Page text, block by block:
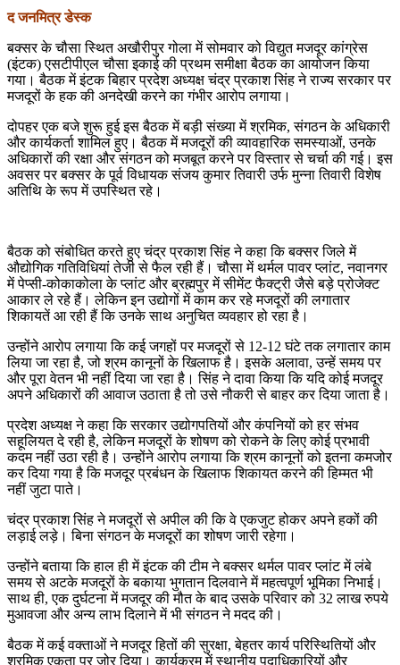
द जनमित्र डेस्क
बक्सर के चौसा स्थित अखौरीपुर गोला में सोमवार को विद्युत मजदूर कांग्रेस
(इंटक) एसटीपीएल चौसा इकाई की प्रथम समीक्षा बैठक का आयोजन किया
गया। बैठक में इंटक बिहार प्रदेश अध्यक्ष चंद्र प्रकाश सिंह ने राज्य सरकार पर
मजदूरों के हक की अनदेखी करने का गंभीर आरोप लगाया।
दोपहर एक बजे शुरू हुई इस बैठक में बड़ी संख्या में श्रमिक, संगठन के अधिकारी
और कार्यकर्ता शामिल हुए। बैठक में मजदूरों की व्यावहारिक समस्याओं, उनके
अधिकारों की रक्षा और संगठन को मजबूत करने पर विस्तार से चर्चा की गई। इस
अवसर पर बक्सर के पूर्व विधायक संजय कुमार तिवारी उर्फ मुन्ना तिवारी विशेष
अतिथि के रूप में उपस्थित रहे।
बैठक को संबोधित करते हुए चंद्र प्रकाश सिंह ने कहा कि बक्सर जिले में
औद्योगिक गतिविधियां तेजी से फैल रही हैं। चौसा में थर्मल पावर प्लांट, नवानगर
में पेप्सी-कोकाकोला के प्लांट और ब्रह्मपुर में सीमेंट फैक्ट्री जैसे बड़े प्रोजेक्ट
आकार ले रहे हैं। लेकिन इन उद्योगों में काम कर रहे मजदूरों की लगातार
शिकायतें आ रही हैं कि उनके साथ अनुचित व्यवहार हो रहा है।
उन्होंने आरोप लगाया कि कई जगहों पर मजदूरों से 12-12 घंटे तक लगातार काम
लिया जा रहा है, जो श्रम कानूनों के खिलाफ है। इसके अलावा, उन्हें समय पर
और पूरा वेतन भी नहीं दिया जा रहा है। सिंह ने दावा किया कि यदि कोई मजदूर
अपने अधिकारों की आवाज उठाता है तो उसे नौकरी से बाहर कर दिया जाता है।
प्रदेश अध्यक्ष ने कहा कि सरकार उद्योगपतियों और कंपनियों को हर संभव
सहूलियत दे रही है, लेकिन मजदूरों के शोषण को रोकने के लिए कोई प्रभावी
कदम नहीं उठा रही है। उन्होंने आरोप लगाया कि श्रम कानूनों को इतना कमजोर
कर दिया गया है कि मजदूर प्रबंधन के खिलाफ शिकायत करने की हिम्मत भी
नहीं जुटा पाते।
चंद्र प्रकाश सिंह ने मजदूरों से अपील की कि वे एकजुट होकर अपने हकों की
लड़ाई लड़े। बिना संगठन के मजदूरों का शोषण जारी रहेगा।
उन्होंने बताया कि हाल ही में इंटक की टीम ने बक्सर थर्मल पावर प्लांट में लंबे
समय से अटके मजदूरों के बकाया भुगतान दिलवाने में महत्वपूर्ण भूमिका निभाई।
साथ ही, एक दुर्घटना में मजदूर की मौत के बाद उसके परिवार को 32 लाख रुपये
मुआवजा और अन्य लाभ दिलाने में भी संगठन ने मदद की।
बैठक में कई वक्ताओं ने मजदूर हितों की सुरक्षा, बेहतर कार्य परिस्थितियों और
श्रमिक एकता पर जोर दिया। कार्यक्रम में स्थानीय पदाधिकारियों और